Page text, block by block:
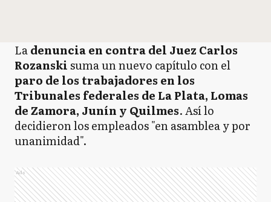
Ladenuncia en contra del Juez Carlos
Rozanskisuma un nuevo capítulo con el
paro de los trabajadores en los
Tribunales federales de La Plata, Lomas
de Zamora, Junín y Quilmes. Así lo
decidieron los empleados "en asamblea y por
unanimidad".
Ads